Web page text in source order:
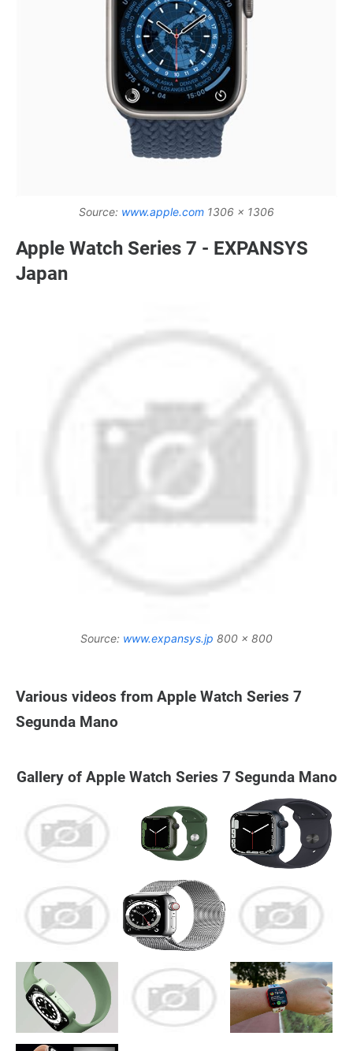
Source: www.apple.com 1306 x 1306
Apple Watch Series 7 - EXPANSYS
Japan
Source: www.expansys.jp 800 x 800
Various videos from Apple Watch Series 7
Segunda Mano
Gallery of Apple Watch Series 7 Segunda Mano